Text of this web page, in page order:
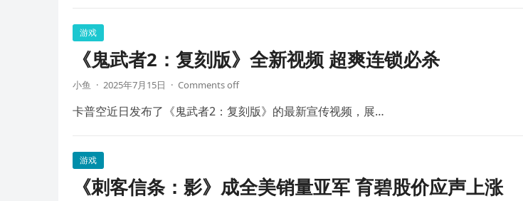
游戏
《鬼武者2：复刻版》全新视频 超爽连锁必杀
小鱼 · 2025年7月15日 · Comments off
卡普空近日发布了《鬼武者2：复刻版》的最新宣传视频，展…
游戏
《刺客信条：影》成全美销量亚军 育碧股价应声上涨